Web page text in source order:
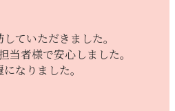
ていただきました。
当者様で安心しました。
なりました。